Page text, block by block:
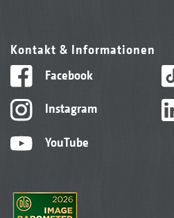
Kontakt & Informationen
Facebook
Instagram
YouTube